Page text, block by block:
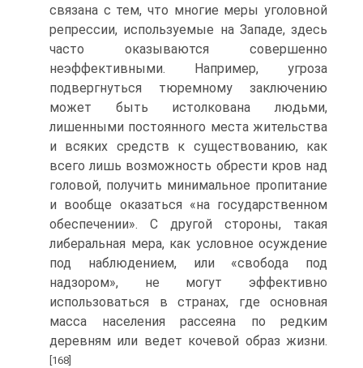
связана с тем, что многие меры уголовной
репрессии, используемые на Западе, здесь
часто оказываются совершенно
неэффективными. Например, угроза
подвергнуться тюремному заключению
может быть истолкована людьми,
лишенными постоянного места жительства
и всяких средств к существованию, как
всего лишь возможность обрести кров над
головой, получить минимальное пропитание
и вообще оказаться «на государственном
обеспечении». С другой стороны, такая
либеральная мера, как условное осуждение
под наблюдением, или «свобода под
надзором», не могут эффективно
использоваться в странах, где основная
масса населения рассеяна по редким
деревням или ведет кочевой образ жизни.
[168]